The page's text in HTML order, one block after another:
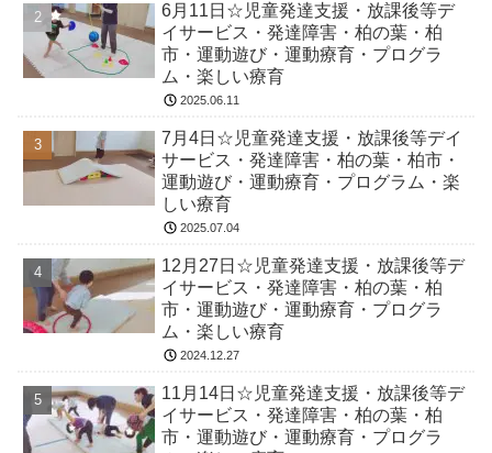
6月11日☆児童発達支援・放課後等デ
イサービス・発達障害・柏の葉・柏
市・運動遊び・運動療育・プログラ
ム・楽しい療育
2025.06.11
7月4日☆児童発達支援・放課後等デイ
サービス・発達障害・柏の葉・柏市・
運動遊び・運動療育・プログラム・楽
しい療育
2025.07.04
12月27日☆児童発達支援・放課後等デ
イサービス・発達障害・柏の葉・柏
市・運動遊び・運動療育・プログラ
ム・楽しい療育
2024.12.27
11月14日☆児童発達支援・放課後等デ
イサービス・発達障害・柏の葉・柏
市・運動遊び・運動療育・プログラ